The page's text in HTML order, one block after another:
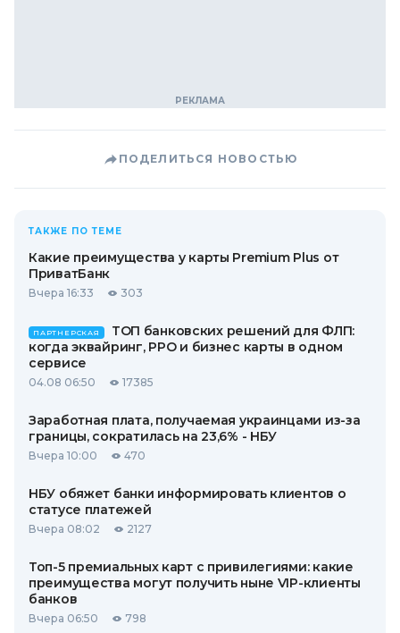
ПОДЕЛИТЬСЯ НОВОСТЬЮ
ТАКЖЕ ПО ТЕМЕ
Какие преимущества у карты Premium Plus от
ПриватБанк
Вчера 16:33 303
ПАРТНЕРСКАЯ
ТОП банковских решений для ФЛП:
когда эквайринг, РРО и бизнес карты в одном
сервисе
04.08 06:50 17385
Заработная плата, получаемая украинцами из-за
границы, сократилась на 23,6% - НБУ
Вчера 10:00 470
НБУ обяжет банки информировать клиентов о
статусе платежей
Вчера 08:02 2127
Топ-5 премиальных карт с привилегиями: какие
преимущества могут получить ныне VIP-клиенты
банков
Вчера 06:50 798